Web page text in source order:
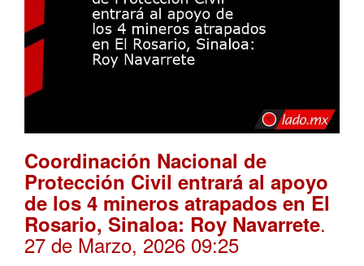
Coordinación Nacional de
Protección Civil entrará al apoyo
de los 4 mineros atrapados en El
Rosario, Sinaloa: Roy Navarrete.
27 de Marzo, 2026 09:25